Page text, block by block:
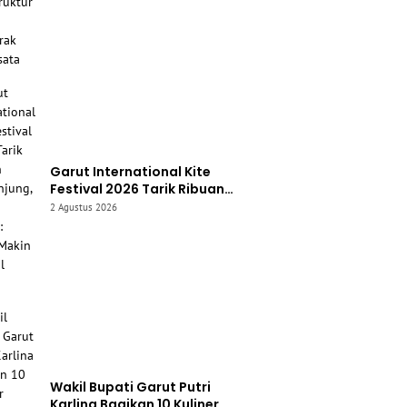
Garut International Kite
Festival 2026 Tarik Ribuan
Pengunjung, Bupati Syakur:
2 Agustus 2026
Wakil Bupati Garut Putri